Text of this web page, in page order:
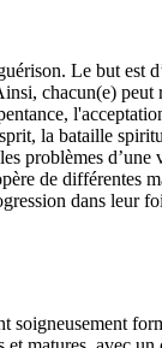
Le but est
chacun(e)
la bataille
problèmes
de différentes
dans leur